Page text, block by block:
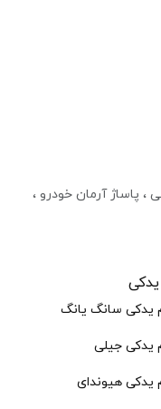
، پاساژ آرمان خودرو ،
یدکی
یدکی سانگ یانگ
یدکی جیلی
یدکی هیوندای